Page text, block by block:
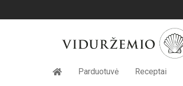
Parduotuvė Receptai